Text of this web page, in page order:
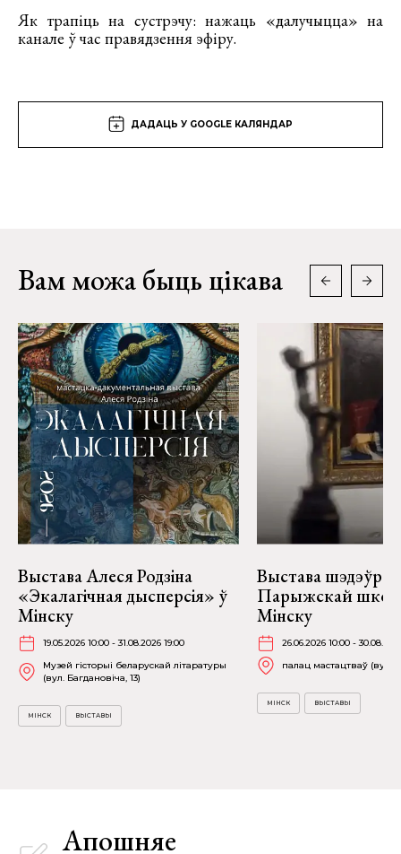
Як трапіць на сустрэчу: нажаць «далучыцца» на
канале ў час правядзення эфіру.
ДАДАЦЬ У GOOGLE КАЛЯНДАР
Вам можа быць цікава
Выстава Алеся Родзіна
«Экалагічная дысперсія» ў
Мінску
19.05.2026 10:00 - 31.08.2026 19:00
Музей гісторыі беларускай літаратуры
(вул. Багдановіча, 13)
МІНСК ВЫСТАВЫ
Выстава шэдэўраў
Парыжскай
Мінску
26.06.2026 10:00 -
палац мастацтваў (вул.
МІНСК ВЫСТАВЫ
Апошняе